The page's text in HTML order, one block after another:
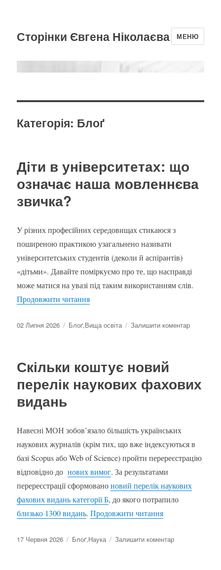
Сторінки Євгена Ніколаєва МЕНЮ
Категорія: Блоґ
Діти в університетах: що
означає наша мовленнєва
звичка?
У різних професійних середовищах стикаюся з
поширеною практикою узагальнено називати
університетських студентів (деколи й аспірантів)
«дітьми». Давайте поміркуємо про те, що насправді
може матися на увазі під таким використанням слів.
Продовжити читання“Діти в університетах: що означає
Оприлюднено
02 Липня 2026 Категорії
Блоґ,Вища освіта Залишити коментардо
наша
Скільки коштує новий
перелік наукових фахових
видань
Навесні МОН зобов’язало більшість українських
наукових журналів (крім тих, що вже індексуються в
базі Scopus або Web of Science) пройти перереєстрацію
відповідно донових вимог. За результатами
перереєстрації сформованоновий перелік наукових
фахових видань категорії Б, до якого потрапило
близько 1300 видань.Продовжити читання“Скільки
Оприлюднено
17 Червня 2026 Категорії
Блоґ,Наука Залишити коментардо